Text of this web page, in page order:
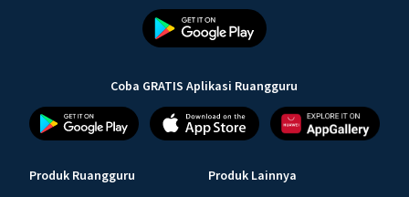
Coba GRATIS Aplikasi Ruangguru
Produk Ruangguru Produk Lainnya